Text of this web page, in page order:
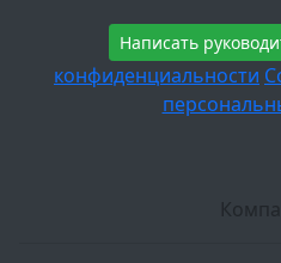
Написать
конфиденциальности